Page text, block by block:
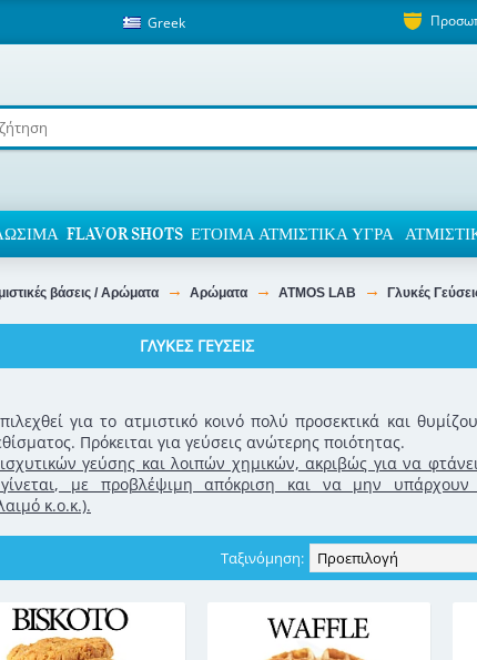
Greek
FLAVOR SHOTS ΈΤΟΙΜΑ ΑΤΜΙΣΤΙΚΆ ΥΓΡΆ
βάσεις / Αρώματα Αρώματα ATMOS LAB Γλυκές
ΓΛΥΚΈΣ ΓΕΎΣΕΙΣ
για το ατμιστικό κοινό πολύ προσεκτικά και
Πρόκειται για γεύσεις ανώτερης ποιότητας.
γεύσης και λοιπών χημικών, ακριβώς για να
με προβλέψιμη απόκριση και να μην υπάρχουν
κ.ο.κ.).
Ταξινόμηση: